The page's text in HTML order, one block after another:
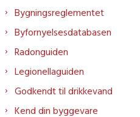
Bygningsreglementet
Byfornyelsesdatabasen
Radonguiden
Legionellaguiden
Godkendt til drikkevand
Kend din byggevare